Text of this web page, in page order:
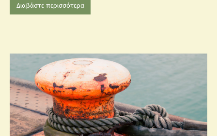
Διαβάστε περισσότερα